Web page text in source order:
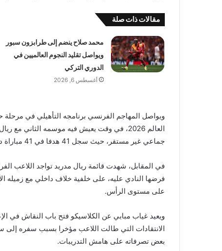
مقالات ذات صلة
محمد صلاح ينضم إلى طرابزون سبور
ويواصل تقليد النجوم العالميين في
الدوري التركي
أغسطس 6, 2026
ويواصل المهاجم الفرنسي برنامجه التأهيلي في
العالم 2026، في وقت يعيش فيه موسمه الثاني
جماعي غير مستقر، حيث سجل 41 هدفا في 41 مباراة دون أن يحقق أي لقب كبير حتى الآن.
فرضها النادي عليه، على خلفية خلاف داخلي مع زميله
على مستوى الرأس.
ويعيد غياب مبابي عن الكلاسيكو فتح باب النقاش في
الانتقادات التي طالت اللاعب مؤخرا بسبب سفره إلى
بعض تصرفاته على هامش التدريبات.